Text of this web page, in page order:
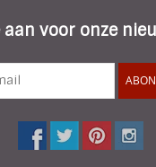
aan voor onze